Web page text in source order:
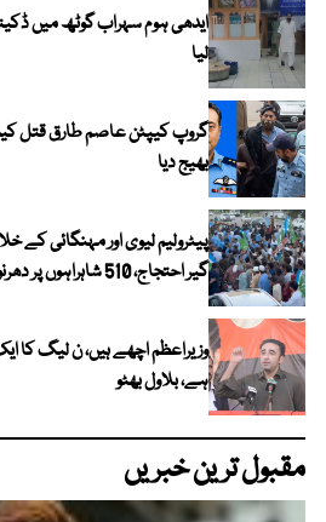
ایدھی ہوم سہراب گوٹھ میں
لیا
گروپ کیپٹن عاصم طارق قتل
بھیج دیا
پیٹرولیم لیوی اور مہنگائی
گیر احتجاج، 510 شاہراہوں پر دھرنوں کا اعلان
وزیراعظم اچھے ہیں، ن لیگ کا
ہے، بلاول بھٹو
مقبول ترین خبریں